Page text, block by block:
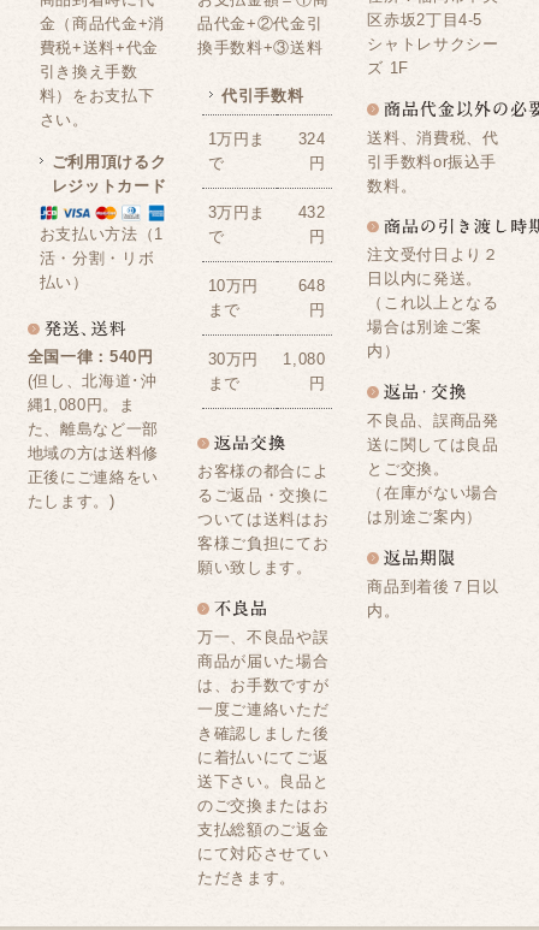
金（商品代金+消
費税+送料+代金
引き換え手数
料）をお支払下
さい。
ご利用頂けるク
レジットカード
お支払い方法（1
活・分割・リボ
払い）
全国一律：540円
(但し、北海道･沖
縄1,080円。ま
た、離島など一部
地域の方は送料修
正後にご連絡をい
たします。)
品代金+②代金引
換手数料+③送料
代引手数料
1万円ま
で
324
円
3万円ま
で
432
円
10万円
まで
648
円
30万円
まで
1,080
円
お客様の都合によ
るご返品・交換に
ついては送料はお
客様ご負担にてお
願い致します。
万一、不良品や誤
商品が届いた場合
は、お手数ですが
一度ご連絡いただ
き確認しました後
に着払いにてご返
送下さい。良品と
のご交換またはお
支払総額のご返金
にて対応させてい
ただきます。
区赤坂2丁目4-5
シャトレサクシー
ズ 1F
送料、消費税、代
引手数料or振込手
数料。
注文受付日より２
日以内に発送。
（これ以上となる
場合は別途ご案
内）
不良品、誤商品発
送に関しては良品
とご交換。
（在庫がない場合
は別途ご案内）
商品到着後７日以
内。